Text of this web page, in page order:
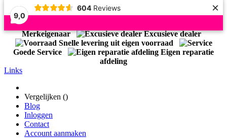
9,0
604 Reviews ×
Merkeigenaar
Excusieve dealer
Snelle levering uit eigen voorraad
Goede Service
Eigen reparatie
afdeling
Links
Vergelijken ()
Blog
Inloggen
Contact
Account aanmaken